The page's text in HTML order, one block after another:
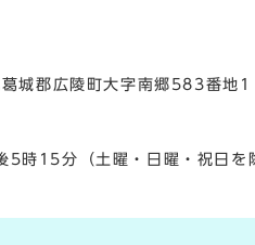
城郡広陵町大字南郷583番地1
時15分（土曜・日曜・祝日を